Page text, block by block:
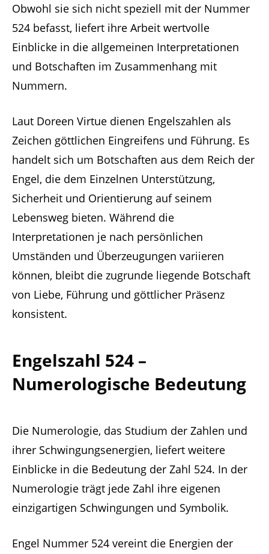
Obwohl sie sich nicht speziell mit der Nummer
524 befasst, liefert ihre Arbeit wertvolle
Einblicke in die allgemeinen Interpretationen
und Botschaften im Zusammenhang mit
Nummern.
Laut Doreen Virtue dienen Engelszahlen als
Zeichen göttlichen Eingreifens und Führung. Es
handelt sich um Botschaften aus dem Reich der
Engel, die dem Einzelnen Unterstützung,
Sicherheit und Orientierung auf seinem
Lebensweg bieten. Während die
Interpretationen je nach persönlichen
Umständen und Überzeugungen variieren
können, bleibt die zugrunde liegende Botschaft
von Liebe, Führung und göttlicher Präsenz
konsistent.
Engelszahl 524 –
Numerologische Bedeutung
Die Numerologie, das Studium der Zahlen und
ihrer Schwingungsenergien, liefert weitere
Einblicke in die Bedeutung der Zahl 524. In der
Numerologie trägt jede Zahl ihre eigenen
einzigartigen Schwingungen und Symbolik.
Engel Nummer 524 vereint die Energien der